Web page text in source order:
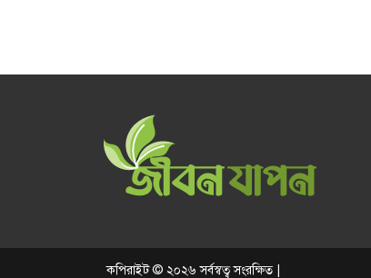
কপিরাইট © ২০২৬ সর্বস্বত্ব সংরক্ষিত |